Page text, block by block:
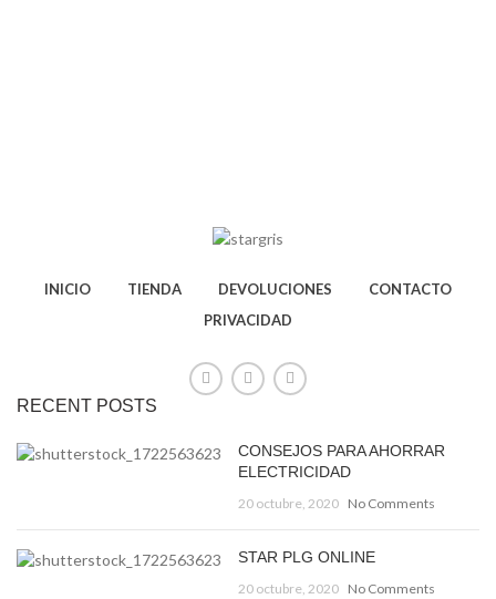
INICIO TIENDA DEVOLUCIONES
CONTACTO
PRIVACIDAD
RECENT POSTS
CONSEJOS PARA AHORRAR
ELECTRICIDAD
20 octubre, 2020 No Comments
STAR PLG ONLINE
20 octubre, 2020 No Comments